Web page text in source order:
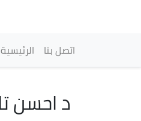
Main navigation
الرئيسية اتصل بنا
د احسن